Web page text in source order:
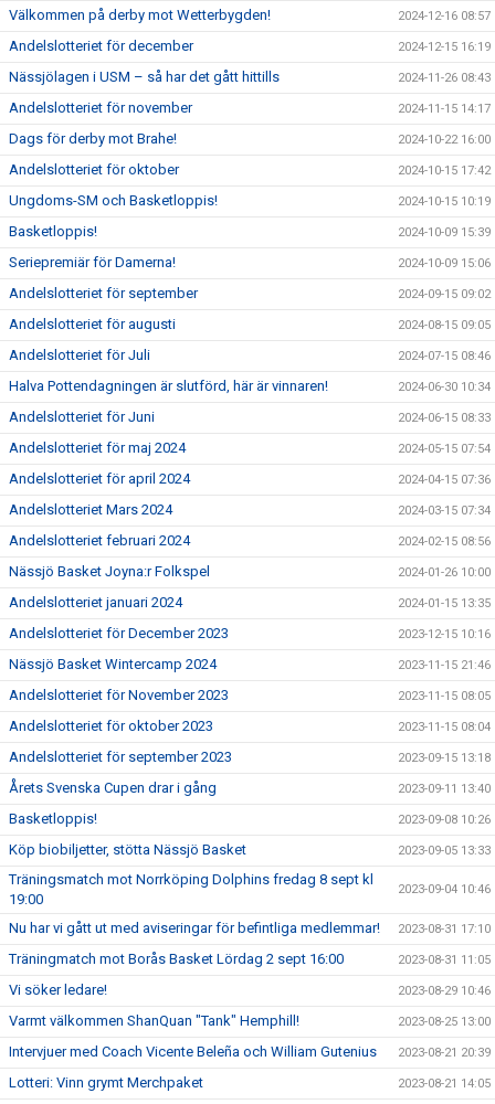
Välkommen på derby mot Wetterbygden! 2024-12-16 08:57
Andelslotteriet för december 2024-12-15 16:19
Nässjölagen i USM – så har det gått hittills 2024-11-26 08:43
Andelslotteriet för november 2024-11-15 14:17
Dags för derby mot Brahe! 2024-10-22 16:00
Andelslotteriet för oktober 2024-10-15 17:42
Ungdoms-SM och Basketloppis! 2024-10-15 10:19
Basketloppis! 2024-10-09 15:39
Seriepremiär för Damerna! 2024-10-09 15:06
Andelslotteriet för september 2024-09-15 09:02
Andelslotteriet för augusti 2024-08-15 09:05
Andelslotteriet för Juli 2024-07-15 08:46
Halva Pottendagningen är slutförd, här är vinnaren! 2024-06-30 10:34
Andelslotteriet för Juni 2024-06-15 08:33
Andelslotteriet för maj 2024 2024-05-15 07:54
Andelslotteriet för april 2024 2024-04-15 07:36
Andelslotteriet Mars 2024 2024-03-15 07:34
Andelslotteriet februari 2024 2024-02-15 08:56
Nässjö Basket Joyna:r Folkspel 2024-01-26 10:00
Andelslotteriet januari 2024 2024-01-15 13:35
Andelslotteriet för December 2023 2023-12-15 10:16
Nässjö Basket Wintercamp 2024 2023-11-15 21:46
Andelslotteriet för November 2023 2023-11-15 08:05
Andelslotteriet för oktober 2023 2023-11-15 08:04
Andelslotteriet för september 2023 2023-09-15 13:18
Årets Svenska Cupen drar i gång 2023-09-11 13:40
Basketloppis! 2023-09-08 10:26
Köp biobiljetter, stötta Nässjö Basket 2023-09-05 13:33
Träningsmatch mot Norrköping Dolphins fredag 8 sept kl
19:00
2023-09-04 10:46
Nu har vi gått ut med aviseringar för befintliga medlemmar! 2023-08-31 17:10
Träningmatch mot Borås Basket Lördag 2 sept 16:00 2023-08-31 11:05
Vi söker ledare! 2023-08-29 10:46
Varmt välkommen ShanQuan "Tank" Hemphill! 2023-08-25 13:00
Intervjuer med Coach Vicente Beleña och William Gutenius 2023-08-21 20:39
Lotteri: Vinn grymt Merchpaket 2023-08-21 14:05